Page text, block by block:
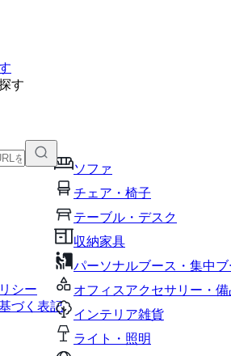
す
ソファ
チェア・椅子
テーブル・デスク
収納家具
パーソナルブース・集中
オフィスアクセサリー・備
インテリア雑貨
ライト・照明
加
URLを貼り付けて、カートに追加できます
シー
づく表記